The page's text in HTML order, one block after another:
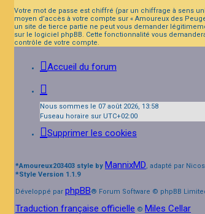
Votre mot de passe est chiffré (par un chiffrage à sens
moyen d’accès à votre compte sur « Amoureux des
un site de tierce partie ne peut vous demander
sur le logiciel phpBB. Cette fonctionnalité vous
contrôle de votre compte.
Accueil du forum
Nous sommes le 07 août 2026, 13:58
Fuseau horaire sur UTC+02:00
Supprimer les cookies
*Amoureux203403 style by MannixMD, adapté par
*Style Version 1.1.9
Développé par phpBB® Forum Software © phpBB
Traduction française officielle © Miles Cellar